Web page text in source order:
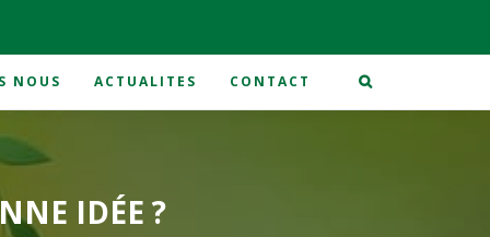
NOUS ACTUALITES CONTACT
IDÉE ?